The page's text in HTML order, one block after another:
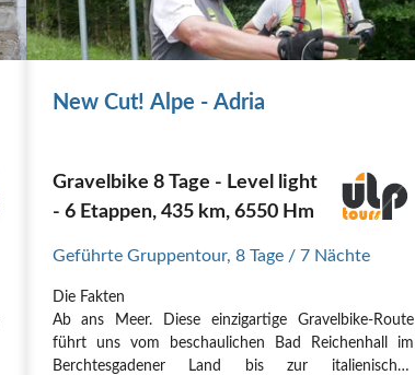
New Cut! Alpe - Adria
Gravelbike 8 Tage - Level light
- 6 Etappen, 435 km, 6550 Hm
Geführte Gruppentour, 8 Tage / 7 Nächte
Die Fakten
Ab ans Meer. Diese einzigartige Gravelbike-Route
führt uns vom beschaulichen Bad Reichenhall im
Berchtesgadener Land bis zur italienischen